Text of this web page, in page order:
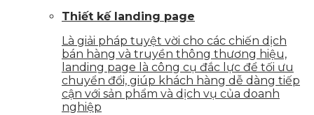
Thiết kế landing page
Là giải pháp tuyệt vời cho các chiến dịch
bán hàng và truyền thông thương hiệu,
landing page là công cụ đắc lực để tối ưu
chuyển đổi, giúp khách hàng dễ dàng tiếp
cận với sản phẩm và dịch vụ của doanh
nghiệp